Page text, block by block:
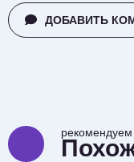
ДОБАВИТЬ